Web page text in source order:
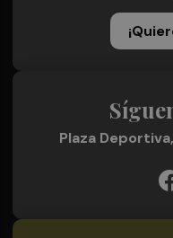
Plaza